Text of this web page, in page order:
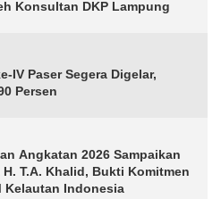
Konsultan DKP Lampung
IV Paser Segera Digelar,
Persen
Angkatan 2026 Sampaikan
T.A. Khalid, Bukti Komitmen
Kelautan Indonesia